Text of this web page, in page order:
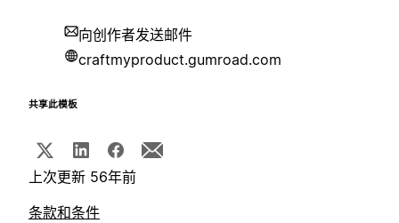
向创作者发送邮件
craftmyproduct.gumroad.com
共享此模板
上次更新 56年前
条款和条件